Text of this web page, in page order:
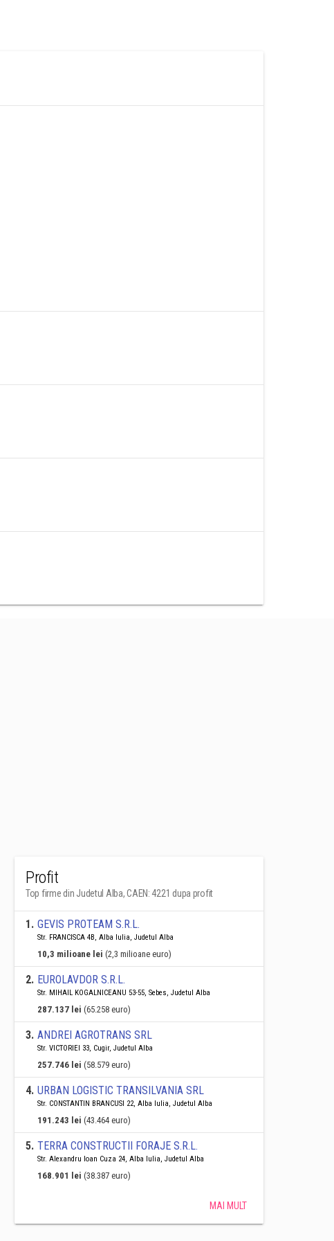
Profit
Top firme din Judetul Alba, CAEN: 4221 dupa profit
1. GEVIS PROTEAM S.R.L.
Str. FRANCISCA 4B, Alba Iulia, Judetul Alba
10,3 milioane lei (2,3 milioane euro)
2. EUROLAVDOR S.R.L.
Str. MIHAIL KOGALNICEANU 53-55, Sebes, Judetul Alba
287.137 lei (65.258 euro)
3. ANDREI AGROTRANS SRL
Str. VICTORIEI 33, Cugir, Judetul Alba
257.746 lei (58.579 euro)
4. URBAN LOGISTIC TRANSILVANIA SRL
Str. CONSTANTIN BRANCUSI 22, Alba Iulia, Judetul Alba
191.243 lei (43.464 euro)
5. TERRA CONSTRUCTII FORAJE S.R.L.
Str. Alexandru Ioan Cuza 24, Alba Iulia, Judetul Alba
168.901 lei (38.387 euro)
MAI MULT